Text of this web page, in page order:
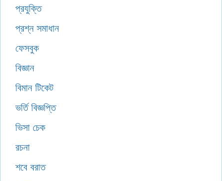
প্রযুক্তি
প্রশ্ন সমাধান
ফেসবুক
বিজ্ঞান
বিমান টিকেট
ভর্তি বিজ্ঞপ্তি
ভিসা চেক
রচনা
শবে বরাত